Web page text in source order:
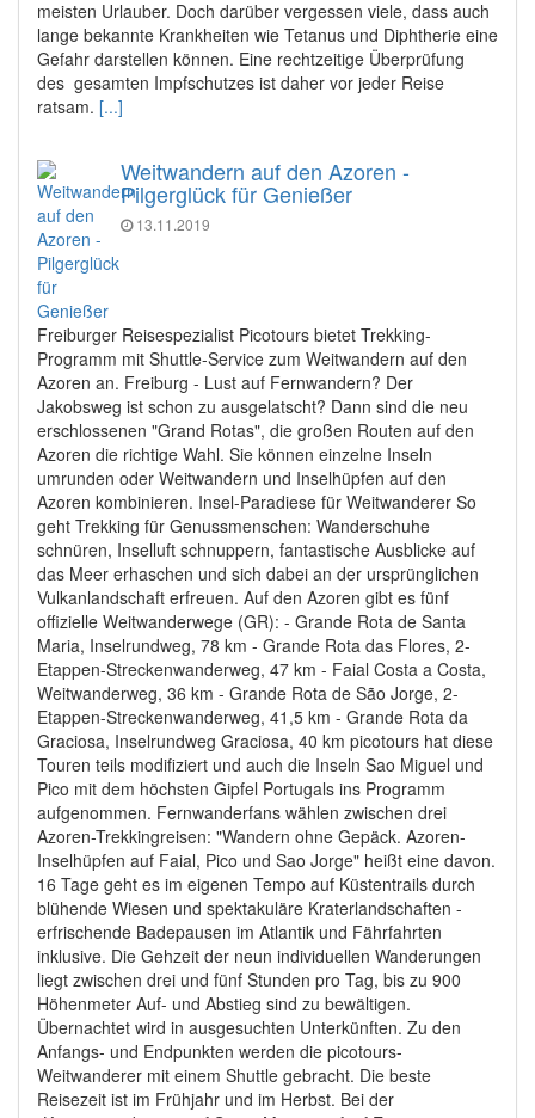
meisten Urlauber. Doch darüber vergessen viele, dass auch
lange bekannte Krankheiten wie Tetanus und Diphtherie eine
Gefahr darstellen können. Eine rechtzeitige Überprüfung
des gesamten Impfschutzes ist daher vor jeder Reise
ratsam. [...]
Weitwandern auf den Azoren -
Pilgerglück für Genießer
13.11.2019
Freiburger Reisespezialist Picotours bietet Trekking-
Programm mit Shuttle-Service zum Weitwandern auf den
Azoren an. Freiburg - Lust auf Fernwandern? Der
Jakobsweg ist schon zu ausgelatscht? Dann sind die neu
erschlossenen "Grand Rotas", die großen Routen auf den
Azoren die richtige Wahl. Sie können einzelne Inseln
umrunden oder Weitwandern und Inselhüpfen auf den
Azoren kombinieren. Insel-Paradiese für Weitwanderer So
geht Trekking für Genussmenschen: Wanderschuhe
schnüren, Inselluft schnuppern, fantastische Ausblicke auf
das Meer erhaschen und sich dabei an der ursprünglichen
Vulkanlandschaft erfreuen. Auf den Azoren gibt es fünf
offizielle Weitwanderwege (GR): - Grande Rota de Santa
Maria, Inselrundweg, 78 km - Grande Rota das Flores, 2-
Etappen-Streckenwanderweg, 47 km - Faial Costa a Costa,
Weitwanderweg, 36 km - Grande Rota de São Jorge, 2-
Etappen-Streckenwanderweg, 41,5 km - Grande Rota da
Graciosa, Inselrundweg Graciosa, 40 km picotours hat diese
Touren teils modifiziert und auch die Inseln Sao Miguel und
Pico mit dem höchsten Gipfel Portugals ins Programm
aufgenommen. Fernwanderfans wählen zwischen drei
Azoren-Trekkingreisen: "Wandern ohne Gepäck. Azoren-
Inselhüpfen auf Faial, Pico und Sao Jorge" heißt eine davon.
16 Tage geht es im eigenen Tempo auf Küstentrails durch
blühende Wiesen und spektakuläre Kraterlandschaften -
erfrischende Badepausen im Atlantik und Fährfahrten
inklusive. Die Gehzeit der neun individuellen Wanderungen
liegt zwischen drei und fünf Stunden pro Tag, bis zu 900
Höhenmeter Auf- und Abstieg sind zu bewältigen.
Übernachtet wird in ausgesuchten Unterkünften. Zu den
Anfangs- und Endpunkten werden die picotours-
Weitwanderer mit einem Shuttle gebracht. Die beste
Reisezeit ist im Frühjahr und im Herbst. Bei der